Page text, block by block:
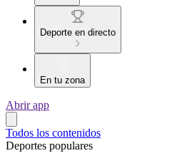
Deporte en directo
En tu zona
Abrir app
Todos los contenidos
Deportes populares